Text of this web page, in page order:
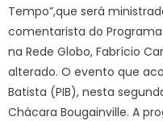
Tempo”,que será
comentarista do
na Rede Globo, Fabrício
alterado. O evento que
Batista (PIB), nesta
Chácara Bougainville. A